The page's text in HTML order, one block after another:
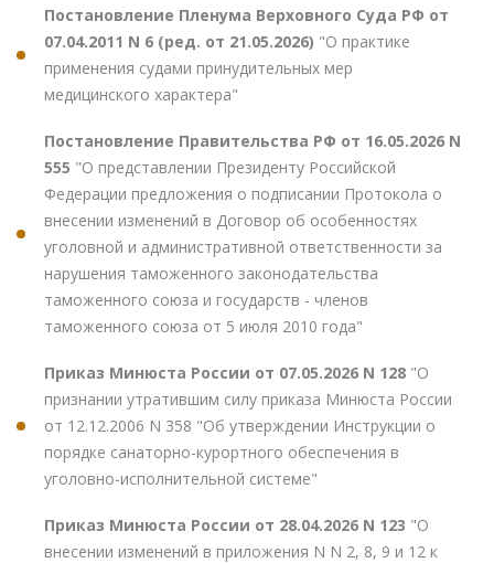
Постановление Пленума Верховного Суда РФ от
07.04.2011 N 6 (ред. от 21.05.2026) "О практике
применения судами принудительных мер
медицинского характера"
Постановление Правительства РФ от 16.05.2026 N
555 "О представлении Президенту Российской
Федерации предложения о подписании Протокола о
внесении изменений в Договор об особенностях
уголовной и административной ответственности за
нарушения таможенного законодательства
таможенного союза и государств - членов
таможенного союза от 5 июля 2010 года"
Приказ Минюста России от 07.05.2026 N 128 "О
признании утратившим силу приказа Минюста России
от 12.12.2006 N 358 "Об утверждении Инструкции о
порядке санаторно-курортного обеспечения в
уголовно-исполнительной системе"
Приказ Минюста России от 28.04.2026 N 123 "О
внесении изменений в приложения N N 2, 8, 9 и 12 к